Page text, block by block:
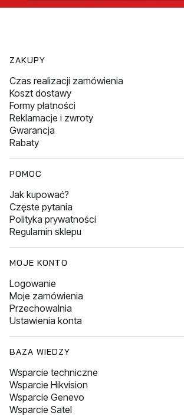
ZAKUPY
Czas realizacji zamówienia
Koszt dostawy
Formy płatności
Reklamacje i zwroty
Gwarancja
Rabaty
POMOC
Jak kupować?
Częste pytania
Polityka prywatności
Regulamin sklepu
MOJE KONTO
Logowanie
Moje zamówienia
Przechowalnia
Ustawienia konta
BAZA WIEDZY
Wsparcie techniczne
Wsparcie Hikvision
Wsparcie Genevo
Wsparcie Satel